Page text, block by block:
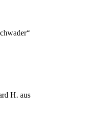
H. aus